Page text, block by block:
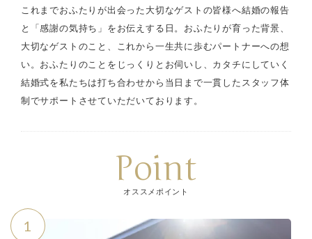
これまでおふたりが出会った大切なゲストの皆様へ結婚の報告
と「感謝の気持ち」をお伝えする日。おふたりが育った背景、
大切なゲストのこと、これから一生共に歩むパートナーへの想
い。おふたりのことをじっくりとお伺いし、カタチにしていく
結婚式を私たちは打ち合わせから当日まで一貫したスタッフ体
制でサポートさせていただいております。
Point
オススメポイント
1